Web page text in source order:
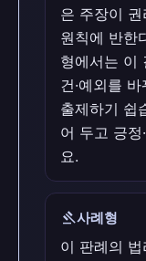
은 주장이
원칙에 반한
형에서는 이
건·예외를
출제하기 쉽
어 두고 긍정
요.
gavel사례형
이 판례의